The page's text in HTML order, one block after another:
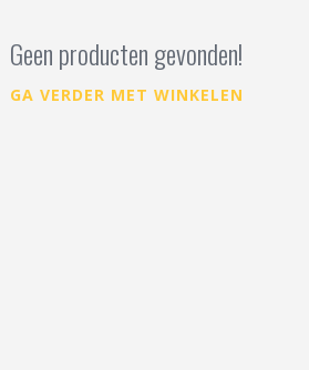
Geen producten gevonden!
GA VERDER MET WINKELEN